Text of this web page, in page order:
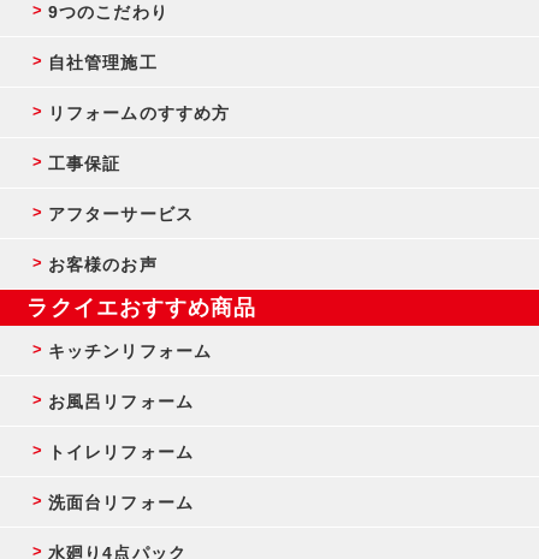
9つのこだわり
自社管理施工
リフォームのすすめ方
工事保証
アフターサービス
お客様のお声
ラクイエおすすめ商品
キッチンリフォーム
お風呂リフォーム
トイレリフォーム
洗面台リフォーム
水廻り4点パック